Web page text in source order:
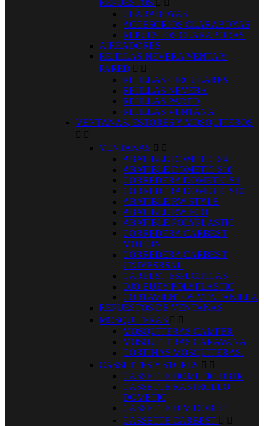
REPUESTOS  
CLARABOYAS
ACCESORIOS CLARABOYAS
REPUESTOS CLARABORAS
AIREADORES
REJILLAS´NEVERA VENTA Y
PARED  
REJILLAS CIRCULARES
REJILLAS NEVERA
REJILLAS PARED
REJILLAS VENTANA
VENTANAS, ESTORES Y MOSQUITEROS
 
VENTANAS  
ABATIBLE DOMETIC S4
ABATIBLE DOMETIC S10
CORREDERA DOMETIC S4
CORREDERA DOMETIC S10
ABATIBLE RW STYLE
ABATIBLE RW ECO
ABATIBLE POLYPLASTIC
CORREDERA CARBEST
MOTION
CORREDERA CARBEST
UNIVESRSAL
CARBEST ESPECIFICAS
OJO BUEY POLYPLASTIC
CORTAVIENTOS VENTANILLA
REPUESTOS DE VENTANAS
MOSQUITERAS  
MOSQUITERAS CAMPER
MOSQUITERAS CARAVANA
CORTINAS MOSQUITERAS.
CASSETTES Y STORES  
CASSETTE DOMETIC DB1R
CASSETTE RASTROLLO
DOMETIC
CASSETTE DIM DOBLE
CASSETTE CARBEST  